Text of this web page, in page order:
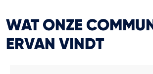
WAT ONZE
ERVAN VINDT